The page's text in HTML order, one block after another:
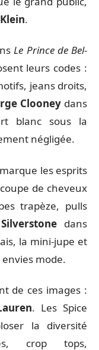
.
Le Prince de Bel-
leurs codes :
jeans droits,
Clooneydans
blanc sous la
négligée.
marque les esprits
de cheveux
trapèze, pulls
dans
la mini-jupe et
mode.
de ces images :
. Les Spice
la diversité
crop tops,